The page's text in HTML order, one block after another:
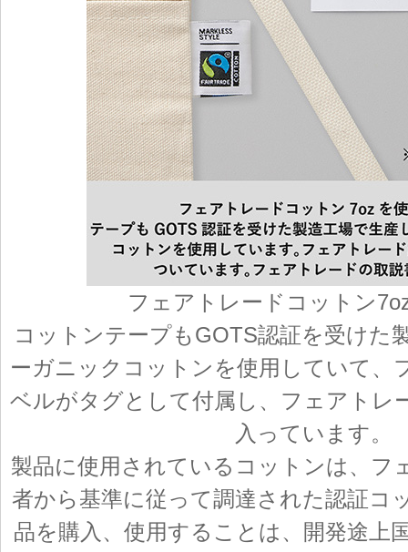
フェアトレードコットン
コットンテープもGOTS認証を受けた
ーガニックコットンを使用していて、
ベルがタグとして付属し、フェアトレ
入っています。
製品に使用されているコットンは、フ
者から基準に従って調達された認証コ
品を購入、使用することは、開発途上